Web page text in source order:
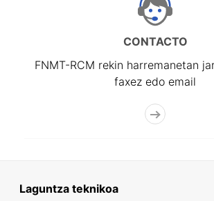
CONTACTO
FNMT-RCM rekin harremanetan
faxez edo email
Laguntza teknikoa